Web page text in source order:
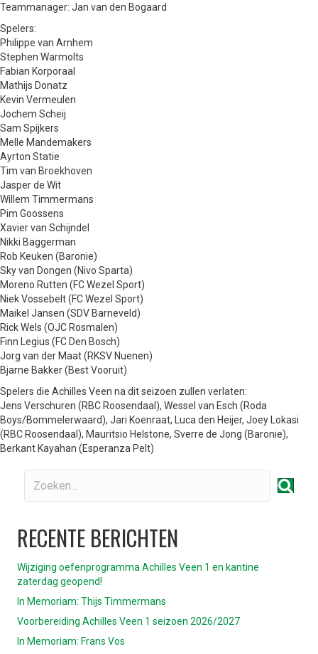
Teammanager: Jan van den Bogaard
Spelers:
Philippe van Arnhem
Stephen Warmolts
Fabian Korporaal
Mathijs Donatz
Kevin Vermeulen
Jochem Scheij
Sam Spijkers
Melle Mandemakers
Ayrton Statie
Tim van Broekhoven
Jasper de Wit
Willem Timmermans
Pim Goossens
Xavier van Schijndel
Nikki Baggerman
Rob Keuken (Baronie)
Sky van Dongen (Nivo Sparta)
Moreno Rutten (FC Wezel Sport)
Niek Vossebelt (FC Wezel Sport)
Maikel Jansen (SDV Barneveld)
Rick Wels (OJC Rosmalen)
Finn Legius (FC Den Bosch)
Jorg van der Maat (RKSV Nuenen)
Bjarne Bakker (Best Vooruit)
Spelers die Achilles Veen na dit seizoen zullen verlaten:
Jens Verschuren (RBC Roosendaal), Wessel van Esch (Roda
Boys/Bommelerwaard), Jari Koenraat, Luca den Heijer, Joey Lokasi
(RBC Roosendaal), Mauritsio Helstone, Sverre de Jong (Baronie),
Berkant Kayahan (Esperanza Pelt)
RECENTE BERICHTEN
Wijziging oefenprogramma Achilles Veen 1 en kantine
zaterdag geopend!
In Memoriam: Thijs Timmermans
Voorbereiding Achilles Veen 1 seizoen 2026/2027
In Memoriam: Frans Vos